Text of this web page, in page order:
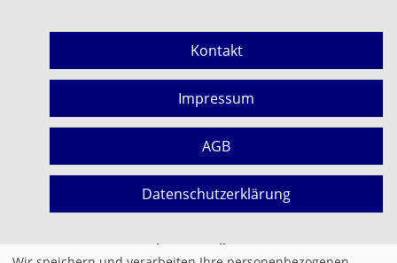
Kontakt
Impressum
AGB
Datenschutzerklärung
Cookie Einstellungen